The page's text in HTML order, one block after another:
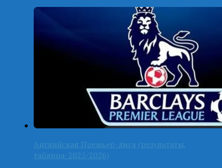
Английская Премьер-лига (результаты,
таблица-2025/2026)